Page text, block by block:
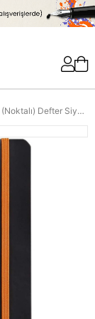
Rhodia Softcover Deri Kapak A5 Dot (Noktalı) Defter Siyah ( Black )